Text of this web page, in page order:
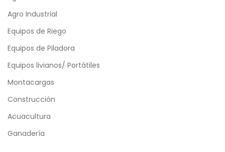
Agro Industrial
Equipos de Riego
Equipos de Piladora
Equipos livianos/ Portátiles
Montacargas
Construcción
Acuacultura
Ganadería